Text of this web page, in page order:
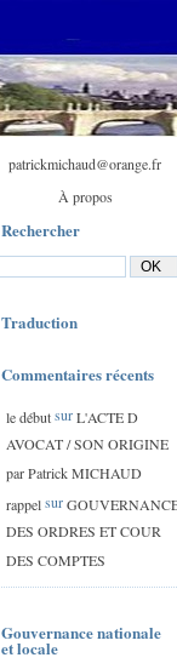
patrickmichaud@orange.fr
À propos
Rechercher
Traduction
Commentaires récents
le débutsurL'ACTE D
AVOCAT / SON ORIGINE
par Patrick MICHAUD
rappelsur
DES ORDRES ET COUR
DES COMPTES
Gouvernance nationale
et locale